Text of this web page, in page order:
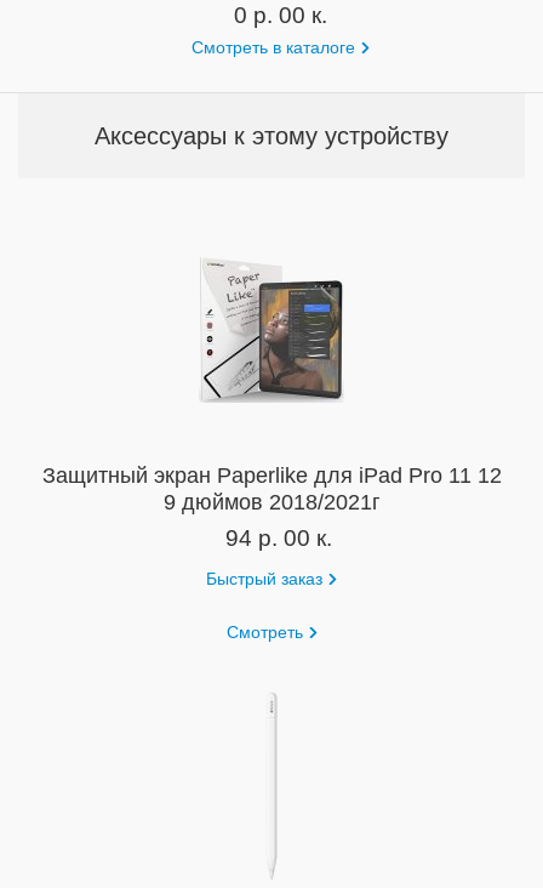
0 р. 00 к.
Смотреть в каталоге
Аксессуары к этому устройству
Защитный экран Paperlike для iPad Pro 11 12
9 дюймов 2018/2021г
94 р. 00 к.
Быстрый заказ
Смотреть